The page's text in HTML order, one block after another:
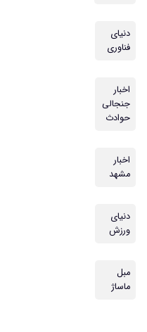
دنیای
فناوری
اخبار
جنجالی
حوادث
اخبار
مشهد
دنیای
ورزش
مبل
ماساژ